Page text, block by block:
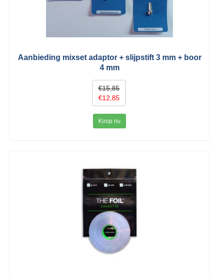
Aanbieding mixset adaptor + slijpstift 3 mm + boor
4 mm
€15,85
€12,85
Koop nu